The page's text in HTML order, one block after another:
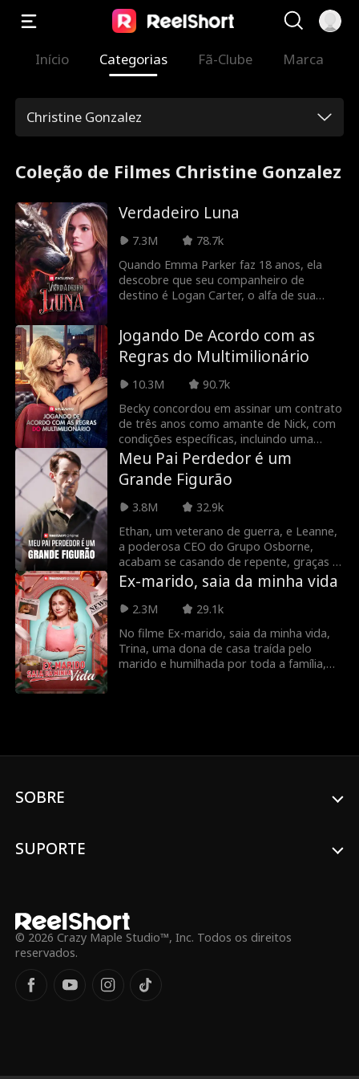
Início Categorias Fã-Clube Marca
Christine Gonzalez
Coleção de Filmes Christine Gonzalez
Verdadeiro Luna
7.3M
78.7k
Quando Emma Parker faz 18 anos, ela
descobre que seu companheiro de
destino é Logan Carter, o alfa de sua
curta quando Logan a rejeita para outra
lobo. Logo depois, Emma descobre que
ela não é um lobo comum, e que muitas
Alpha Logan rejeitou Emma, ​​então por
que ele está disposto a arriscar tudo
para manter Emma segura?
Jogando De Acordo com as
Regras do Multimilionário
10.3M
90.7k
Becky concordou em assinar um contrato
de três anos como amante de Nick, com
condições específicas, incluindo uma
multa de US$ 10 milhões para cada
violação. No entanto, ela quebrou uma
das regras: está grávida e apaixonada,
mas descobre que ele está se casando
com outra pessoa!
Meu Pai Perdedor é um
Grande Figurão
3.8M
32.9k
Ethan, um veterano de guerra, e Leanne,
a poderosa CEO do Grupo Osborne,
acabam se casando de repente, graças à
esperta Cassie, filha de Ethan. Mas a vida
a dois está longe de ser um conto de
fadas: desprezado por amigos e
interesseiro e até acusado de deserção.
O que ninguém imagina é que, por trás
de sua aparência simples, ele guarda um
ele protege sua família das ameaças que
Ex-marido, saia da minha vida
2.3M
29.1k
No filme Ex-marido, saia da minha vida,
Trina, uma dona de casa traída pelo
marido e humilhada por toda a família,
SOBRE
SUPORTE
© 2026 Crazy Maple Studio™, Inc. Todos os direitos
reservados.